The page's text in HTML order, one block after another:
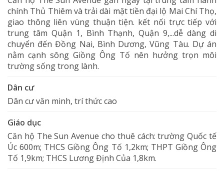
chính Thủ Thiêm và trải dài mặt tiền đại lộ Mai Chí Thọ,
giao thông liên vùng thuận tiện. kết nối trực tiếp với
trung tâm Quận 1, Bình Thạnh, Quận 9,...dễ dàng di
chuyển đến Đồng Nai, Bình Dương, Vũng Tàu. Dự án
nằm cạnh sông Giồng Ông Tố nên hưởng trọn môi
trường sống trong lành.
Dân cư
Dân cư văn minh, trí thức cao
Giáo dục
Căn hộ The Sun Avenue cho thuê cách: trường Quốc tế
Úc 600m; THCS Giồng Ông Tố 1,2km; THPT Giồng Ông
Tố 1,9km; THCS Lương Định Của 1,8km.